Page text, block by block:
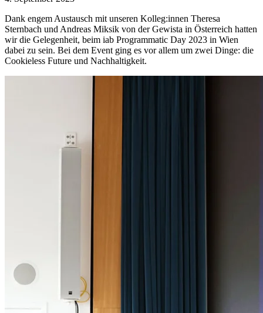
Dank engem Austausch mit unseren Kolleg:innen Theresa
Sternbach und Andreas Miksik von der Gewista in Österreich hatten
wir die Gelegenheit, beim iab Programmatic Day 2023 in Wien
dabei zu sein. Bei dem Event ging es vor allem um zwei Dinge: die
Cookieless Future und Nachhaltigkeit.